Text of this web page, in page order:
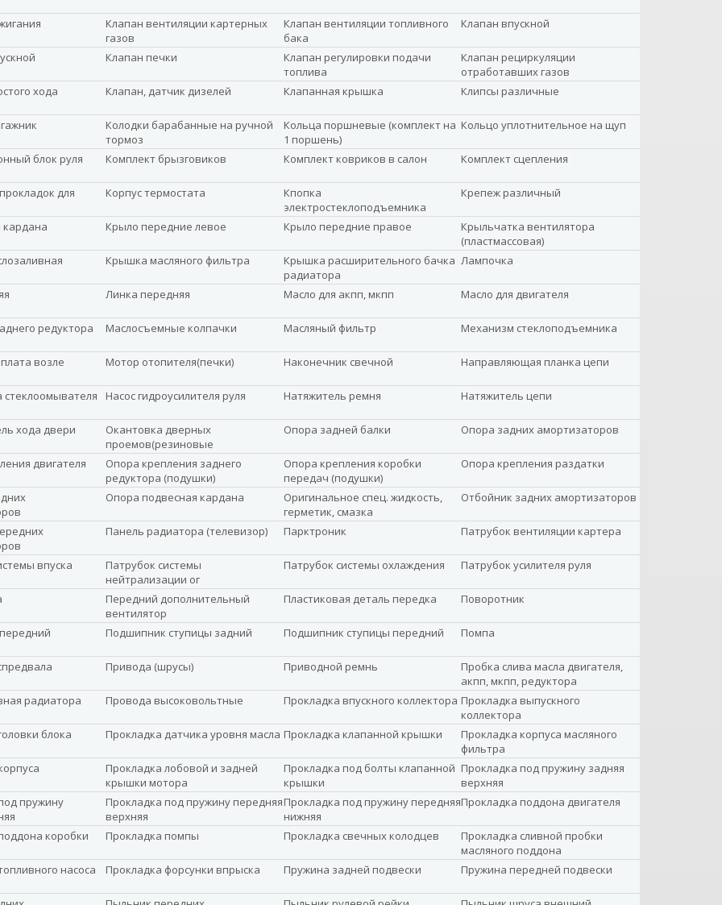
Клапан вентиляции картерных
газов
Клапан вентиляции топливного
бака
Клапан впускной
Клапан печки
Клапан регулировки подачи
топлива
Клапан рециркуляции
отработавших газов
хода
Клапан, датчик дизелей Клапанная крышка Клипсы различные
Колодки барабанные на ручной
тормоз
Кольца поршневые (комплект на
1 поршень)
Кольцо уплотнительное на щуп
блок руля Комплект брызговиков Комплект ковриков в салон Комплект сцепления
для
Корпус термостата
Кпопка
электростеклоподъемника
Крепеж различный
кардана Крыло передние левое Крыло передние правое
Крыльчатка вентилятора
(пластмассовая)
Крышка масляного фильтра
Крышка расширительного бачка
радиатора
Лампочка
Линка передняя Масло для акпп, мкпп Масло для двигателя
редуктора Маслосъемные колпачки Масляный фильтр Механизм стеклоподъемника
возле
Мотор отопителя(печки) Наконечник свечной Направляющая планка цепи
стеклоомывателя Насос гидроусилителя руля Натяжитель ремня Натяжитель цепи
хода двери
Окантовка дверных
проемов(резиновые
уплотнители)
Опора задней балки Опора задних амортизаторов
двигателя
Опора крепления заднего
редуктора (подушки)
Опора крепления коробки
передач (подушки)
Опора крепления раздатки
Опора подвесная кардана
Оригинальное спец. жидкость,
герметик, смазка
Отбойник задних амортизаторов
Панель радиатора (телевизор) Парктроник Патрубок вентиляции картера
впуска
Патрубок системы
нейтрализации ог
Патрубок системы охлаждения Патрубок усилителя руля
Передний дополнительный
вентилятор
Пластиковая деталь передка Поворотник
Подшипник ступицы задний Подшипник ступицы передний Помпа
Привода (шрусы) Приводной ремнь
Пробка слива масла двигателя,
акпп, мкпп, редуктора
радиатора
Провода высоковольтные Прокладка впускного коллектора Прокладка выпускного
коллектора
блока
Прокладка датчика уровня масла Прокладка клапанной крышки
Прокладка корпуса масляного
фильтра
Прокладка лобовой и задней
крышки мотора
Прокладка под болты клапанной
крышки
Прокладка под пружину задняя
верхняя
пружину
Прокладка под пружину передняя
верхняя
Прокладка под пружину передняя
нижняя
Прокладка поддона двигателя
коробки
Прокладка помпы Прокладка свечных колодцев
Прокладка сливной пробки
масляного поддона
насоса
Прокладка форсунки впрыска Пружина задней подвески Пружина передней подвески